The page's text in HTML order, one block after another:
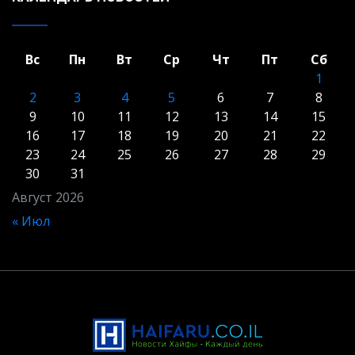
Август 2026
Вс Пн Вт Ср Чт Пт
Сб
1
2
3 4 5 6 7
8
9
10 11 12 13 14
15
16
17 18 19 20 21
22
23
24 25 26 27 28
29
30
31
« Июл